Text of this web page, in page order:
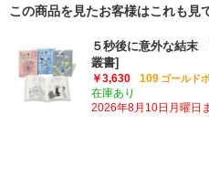
この商品を見たお客様はこれも見
５秒後に意外な結末
叢書]
￥3,630 109 ゴールド
在庫あり
2026年8月10日月曜日